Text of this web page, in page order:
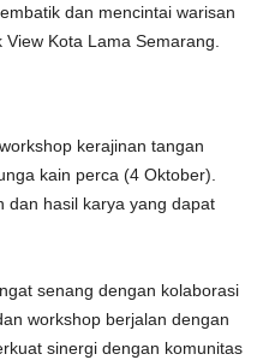
dan mencintai warisan
Kota Lama Semarang.
kerajinan tangan
kain perca (4 Oktober).
dan hasil karya yang dapat
senang dengan kolaborasi
workshop berjalan dengan
sinergi dengan komunitas